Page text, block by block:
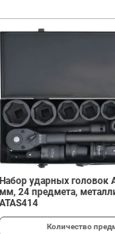
Набор ударных головок
мм, 24 предмета,
ATAS414
Количество